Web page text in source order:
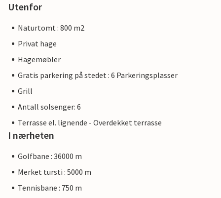
Utenfor
Naturtomt : 800 m2
Privat hage
Hagemøbler
Gratis parkering på stedet : 6 Parkeringsplasser
Grill
Antall solsenger: 6
Terrasse el. lignende - Overdekket terrasse
I nærheten
Golfbane : 36000 m
Merket tursti : 5000 m
Tennisbane : 750 m